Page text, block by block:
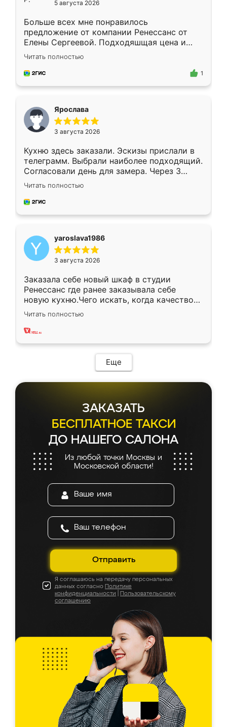
5 августа 2026
Больше всех мне понравилось
предложение от компании Ренессанс от
Елены Сергеевой. Подходяшщая цена и
короткие сроки изготовления. Приехавший
для замера сотрудник Владислав
предложил по моему эскизу самый
Читать полностью
1
Ярослава
3 августа 2026
Кухню здесь заказали. Эскизы прислали в
телеграмм. Выбрали наиболее подходящий.
Согласовали день для замера. Через 3
недели кухня была уже готова. Остались
довольны работой. Спасибо Ренессанс
мебель за качественную работу!
Читать полностью
yaroslava1986
3 августа 2026
Заказала себе новый шкаф в студии
Ренессанс где ранее заказывала себе
новую кухню.Чего искать, когда качеством
вполне довольна. Служит кухня уже почти
два года, нареканий нет.
Читать полностью
Еще
ЗАКАЗАТЬ
БЕСПЛАТНОЕ ТАКСИ
ДО НАШЕГО САЛОНА
Из любой точки Москвы и
Московской области!
Отправить
Я соглашаюсь на передачу персональных
данных согласно Политике
конфиденциальности
Пользовательскому
соглашению